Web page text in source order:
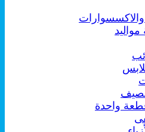
والاكسسوارات
مواليد
واحدة